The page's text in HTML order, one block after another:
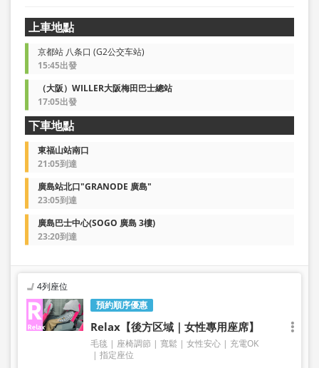
上車地點
京都站 八条口 (G2公交车站)
15:45出發
（大阪）WILLER大阪梅田巴士總站
17:05出發
下車地點
東福山站南口
21:05到達
廣島站北口"GRANODE 廣島"
23:05到達
廣島巴士中心(SOGO 廣島 3樓)
23:20到達
預約順序優惠
4列座位
Relax【後方区域｜女性專用座席】
毛毯 座椅調節 寬鬆 女性安心
充電OK
指定座位